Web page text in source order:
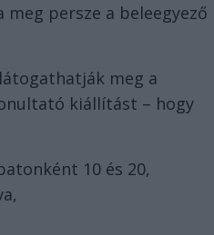
meg persze a beleegyező
meg a
kiállítást – hogy
10 és 20,